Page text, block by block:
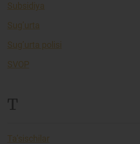
Subsidiya
Sug’urta
Sug’urta polisi
SVOP
T
Ta’sischilar